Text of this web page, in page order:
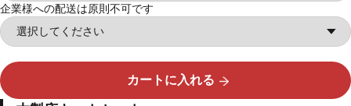
企業様への配送は原則不可です
カートに入れる